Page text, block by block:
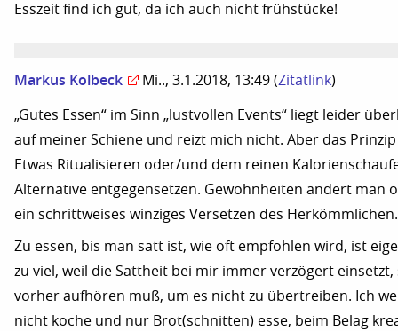
Esszeit find ich gut, da ich auch nicht frühstücke!
Markus Kolbeck Mi.., 3.1.2018, 13:49 (Zitatlink)
„Gutes Essen“ im Sinn „lustvollen Events“ liegt leider
auf meiner Schiene und reizt mich nicht. Aber das
Etwas Ritualisieren oder/und dem reinen
Alternative entgegensetzen. Gewohnheiten ändert man
ein schrittweises winziges Versetzen des Herkömmlichen.
Zu essen, bis man satt ist, wie oft empfohlen wird, ist
zu viel, weil die Sattheit bei mir immer verzögert einsetzt,
vorher aufhören muß, um es nicht zu übertreiben. Ich
nicht koche und nur Brot(schnitten) esse, beim Belag